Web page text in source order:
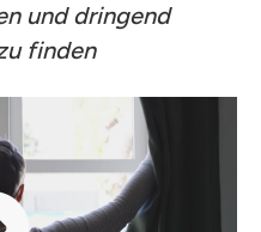
und dringend
finden